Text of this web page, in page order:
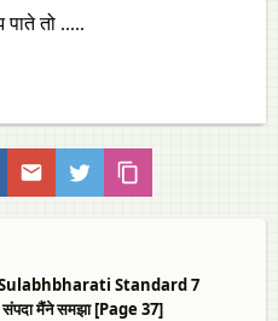
पाते तो .....
Standard 7
मैंने समझा [Page 37]